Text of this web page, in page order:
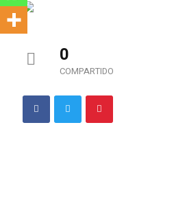
0
COMPARTIDO